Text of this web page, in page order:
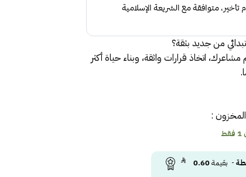
من جديد بثقة؟
اتخاذ قرارات واثقة، وبناء حياة أكثر
:
- بقيمة0.60